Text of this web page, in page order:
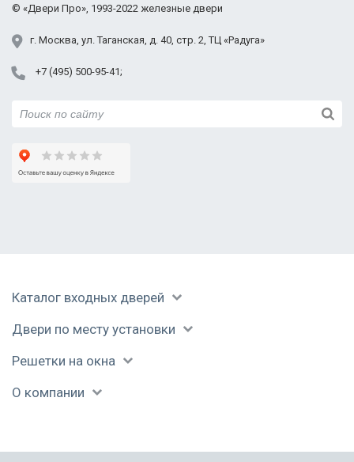
г. Москва, ул. Таганская, д. 40, стр. 2, ТЦ «Радуга»
+7 (495) 500-95-41
© «Двери Про», 1993-2022 железные двери
Каталог входных дверей
Двери по месту установки
Решетки на окна
О компании